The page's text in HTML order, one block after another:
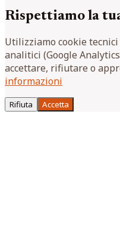
Rispettiamo la
Utilizziamo cookie
analitici (Google
accettare, rifiutare o
informazioni
Rifiuta Accetta